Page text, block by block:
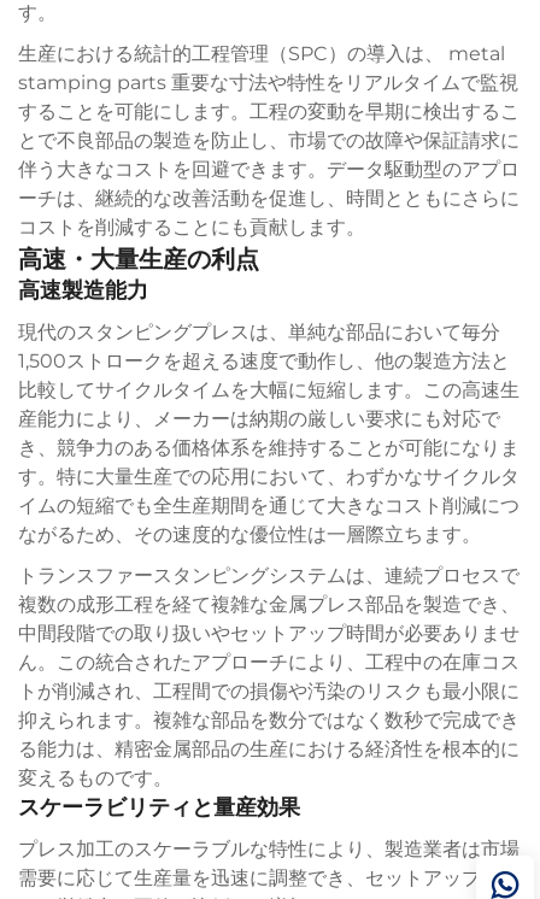
す。
生産における統計的工程管理（SPC）の導入は、 metal
stamping parts 重要な寸法や特性をリアルタイムで監視
することを可能にします。工程の変動を早期に検出するこ
とで不良部品の製造を防止し、市場での故障や保証請求に
伴う大きなコストを回避できます。データ駆動型のアプロ
ーチは、継続的な改善活動を促進し、時間とともにさらに
コストを削減することにも貢献します。
高速・大量生産の利点
高速製造能力
現代のスタンピングプレスは、単純な部品において毎分
1,500ストロークを超える速度で動作し、他の製造方法と
比較してサイクルタイムを大幅に短縮します。この高速生
産能力により、メーカーは納期の厳しい要求にも対応で
き、競争力のある価格体系を維持することが可能になりま
す。特に大量生産での応用において、わずかなサイクルタ
イムの短縮でも全生産期間を通じて大きなコスト削減につ
ながるため、その速度的な優位性は一層際立ちます。
トランスファースタンピングシステムは、連続プロセスで
複数の成形工程を経て複雑な金属プレス部品を製造でき、
中間段階での取り扱いやセットアップ時間が必要ありませ
ん。この統合されたアプローチにより、工程中の在庫コス
トが削減され、工程間での損傷や汚染のリスクも最小限に
抑えられます。複雑な部品を数分ではなく数秒で完成でき
る能力は、精密金属部品の生産における経済性を根本的に
変えるものです。
スケーラビリティと量産効果
プレス加工のスケーラブルな特性により、製造業者は市場
需要に応じて生産量を迅速に調整でき、セットアップコス